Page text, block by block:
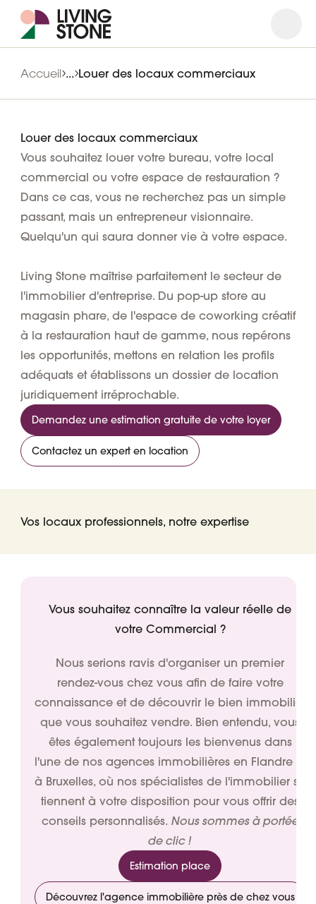
Accueil ... Louer des locaux commerciaux
Louer des locaux commerciaux
Vous souhaitez louer votre bureau, votre local
commercial ou votre espace de restauration ?
Dans ce cas, vous ne recherchez pas un simple
passant, mais un entrepreneur visionnaire.
Quelqu'un qui saura donner vie à votre espace.
Living Stone maîtrise parfaitement le secteur de
l'immobilier d'entreprise. Du pop-up store au
magasin phare, de l'espace de coworking créatif
à la restauration haut de gamme, nous repérons
les opportunités, mettons en relation les profils
adéquats et établissons un dossier de location
juridiquement irréprochable.
Demandez une estimation gratuite de votre loyer
Contactez un expert en location
Vos locaux professionnels, notre expertise
Vous souhaitez connaître la valeur réelle de
votre Commercial ?
Nous serions ravis d'organiser un premier
rendez-vous chez vous afin de faire votre
connaissance et de découvrir le bien immobilier
que vous souhaitez vendre. Bien entendu, vous
êtes également toujours les bienvenus dans
l'une de nos agences immobilières en Flandre et
à Bruxelles, où nos spécialistes de l'immobilier se
tiennent à votre disposition pour vous offrir des
conseils personnalisés. Nous sommes à portée
de clic !
Estimation place
Découvrez l'agence immobilière près de chez vous